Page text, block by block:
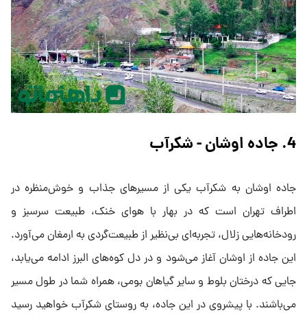
4. جاده اوشان - شکرآب
جاده اوشان به شکرآب یکی از مسیرهای جذاب و خوش‌منظره در
اطراف تهران است که در بهار با هوای خنک، طبیعت سرسبز و
رودخانه‌هایی زلال، تجربه‌ای بی‌نظیر از طبیعت‌گردی به ارمغان می‌آورد.
این جاده از اوشان آغاز می‌شود و در دل کوه‌های البرز ادامه می‌یابد،
جایی که درختان بلوط و سایر گیاهان بومی، همراه شما در طول مسیر
می‌باشند. با پیشروی در این جاده، به روستای شکرآب خواهید رسید